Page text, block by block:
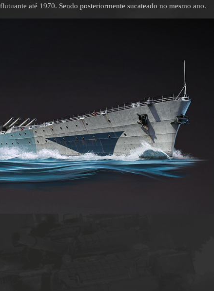
até 1970. Sendo posteriormente sucateado no mesmo ano.